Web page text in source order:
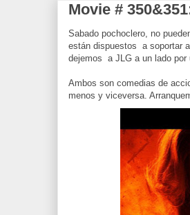
Movie #
Sabado pochoclero, no
están dispuestos a soportar
dejemos a JLG a un lado
Ambos son comedias de
menos y viceversa.